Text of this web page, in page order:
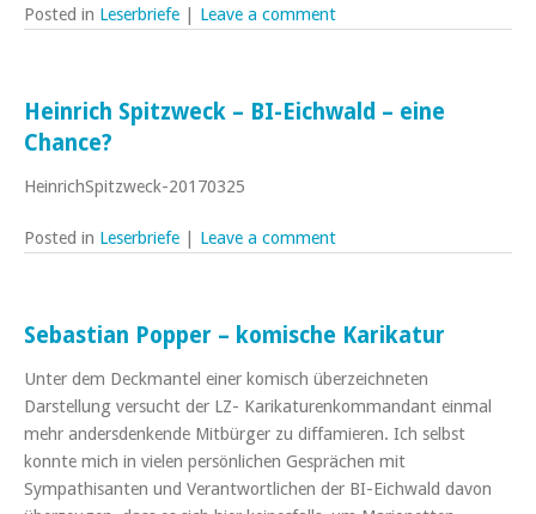
Posted in Leserbriefe | Leave a comment
Heinrich Spitzweck – BI-Eichwald – eine
Chance?
HeinrichSpitzweck-20170325
Posted in Leserbriefe | Leave a comment
Sebastian Popper – komische Karikatur
Unter dem Deckmantel einer komisch überzeichneten
Darstellung versucht der LZ- Karikaturenkommandant einmal
mehr andersdenkende Mitbürger zu diffamieren. Ich selbst
konnte mich in vielen persönlichen Gesprächen mit
Sympathisanten und Verantwortlichen der BI-Eichwald davon